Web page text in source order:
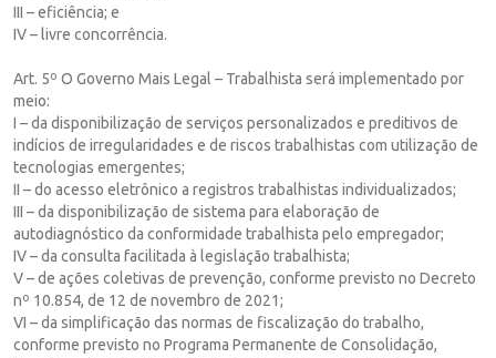
III – eficiência; e
IV – livre concorrência.
Art. 5º O Governo Mais Legal – Trabalhista será implementado por
meio:
I – da disponibilização de serviços personalizados e preditivos de
indícios de irregularidades e de riscos trabalhistas com utilização de
tecnologias emergentes;
II – do acesso eletrônico a registros trabalhistas individualizados;
III – da disponibilização de sistema para elaboração de
autodiagnóstico da conformidade trabalhista pelo empregador;
IV – da consulta facilitada à legislação trabalhista;
V – de ações coletivas de prevenção, conforme previsto no Decreto
nº 10.854, de 12 de novembro de 2021;
VI – da simplificação das normas de fiscalização do trabalho,
conforme previsto no Programa Permanente de Consolidação,